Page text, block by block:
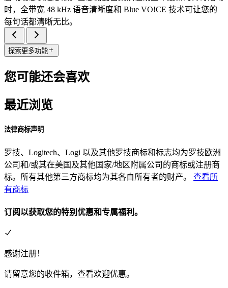
时，全带宽 48 kHz 语音清晰度和 Blue VO!CE 技术可让您的
每句话都清晰无比。
探索更多功能
您可能还会喜欢
最近浏览
法律商标声明
罗技、Logitech、Logi 以及其他罗技商标和标志均为罗技欧洲
公司和/或其在美国及其他国家/地区附属公司的商标或注册商
标。所有其他第三方商标均为其各自所有者的财产。 查看所
有商标
订阅以获取您的特别优惠和专属福利。
感谢注册！
请留意您的收件箱，查看欢迎优惠。